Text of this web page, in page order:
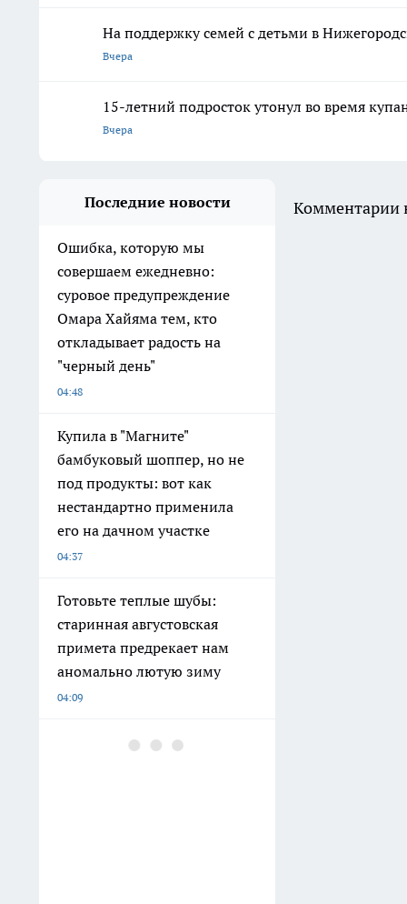
На поддержку семей с детьми в
Вчера
15-летний подросток утонул во время
Вчера
Последние новости
Ошибка, которую мы
совершаем ежедневно:
суровое предупреждение
Омара Хайяма тем, кто
откладывает радость на
"черный день"
04:48
Купила в "Магните"
бамбуковый шоппер, но не
под продукты: вот как
нестандартно применила
его на дачном участке
04:37
Готовьте теплые шубы:
старинная августовская
примета предрекает нам
аномально лютую зиму
04:09
Обнаружила в «Магните»
Комментарии